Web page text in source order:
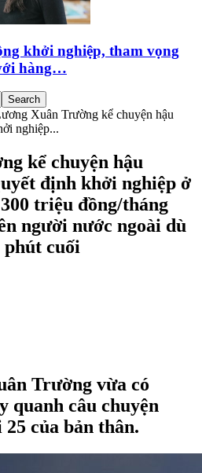
khởi nghiệp, tham vọng
hàng…
Xuân Trường kể chuyện hậu
nghiệp...
kể chuyện hậu
định khởi nghiệp ở
triệu đồng/tháng
người nước ngoài dù
phút cuối
Trường vừa có
quanh câu chuyện
của bản thân.